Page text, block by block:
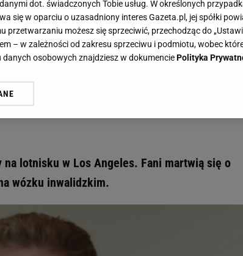
zdrowotne. Porusza się
lotnisku w Los Angeles. Fani martwią się o
wózku inwalidzkim.
dot. świadczonych Tobie usług. W określonych
się w oparciu o uzasadniony interes Gazeta.pl, jej spółki
przetwarzaniu możesz się sprzeciwić, przechodząc do
– w zależności od zakresu sprzeciwu i podmiotu, wobec
osobowych znajdziesz w dokumenciePolityka
zgodę na zainstalowanie i przechowywanie plików cookie
S.A. możemy przetwarzać dane osobowe w następujących
Aktywne skanowanie charakterystyki urządzenia
lub dostęp do nich. Spersonalizowane reklamy i treści,
Lista Zaufanych Partnerów